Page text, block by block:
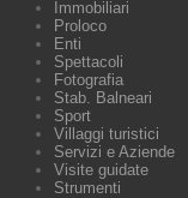
Immobiliari
Proloco
Enti
Spettacoli
Fotografia
Stab. Balneari
Sport
Villaggi turistici
Servizi e Aziende
Visite guidate
Strumenti